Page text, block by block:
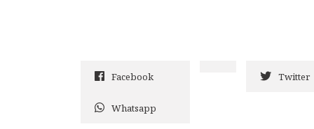
Facebook Twitter
Whatsapp